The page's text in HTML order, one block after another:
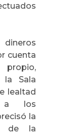
cuenta
la Sala
lealtad
a los
la
de la